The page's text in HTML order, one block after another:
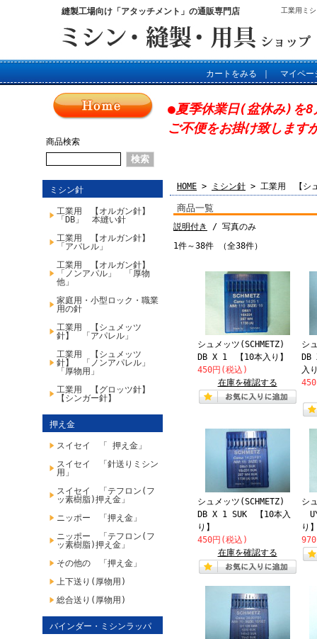
縫製工場向け「アタッチメント」の通販専門店 工業用ミ
カートをみる マイペー
商品検索
ミシン針
工業用 【オルガン針】
「DB」 本縫い針
工業用 【オルガン針】
「アパレル」
工業用 【オルガン針】
「ノンアパル」 「厚物
他」
家庭用・小型ロック・職業
用の針
工業用 【シュメッツ
針】 「アパレル」
工業用 【シュメッツ
針】 「ノンアパレル」
「厚物用」
工業用 【グロッツ針】
【シンガー針】
押え金
スイセイ 「 押え金」
スイセイ 「針送りミシン
用」
スイセイ 「テフロン(フ
ッ素樹脂)押え金」
ニッポー 「押え金」
ニッポー 「テフロン(フ
ッ素樹脂)押え金」
その他の 「押え金」
上下送り(厚物用)
総合送り(厚物用)
バインダー・ミシンラッパ
●夏季休業日(盆休み)を
ご不便をお掛け致します
HOME > ミシン針 > 工業用 【シ
商品一覧
説明付き
/ 写真のみ
1件～38件 （全38件）
シュメッツ(SCHMETZ)
DB X 1 【10本入り】
450円(税込)
在庫を確認する
シ
入
シュメッツ(SCHMETZ)
DB X 1 SUK 【10本入
り】
450円(税込)
在庫を確認する
シ
り